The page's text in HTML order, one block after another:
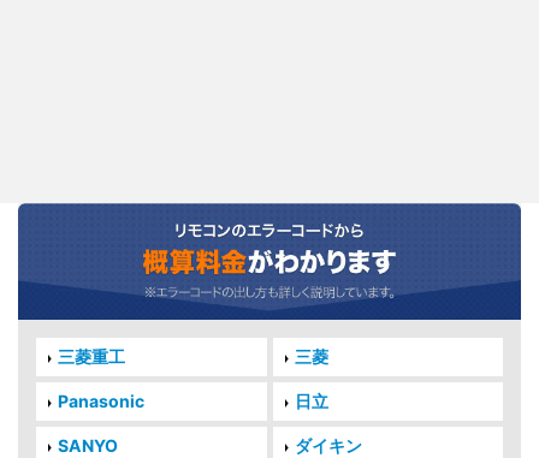
三菱重工 三菱
Panasonic 日立
SANYO ダイキン